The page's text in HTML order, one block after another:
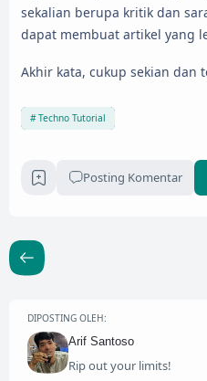
sekalian berupa kritik dan
dapat membuat artikel yang
Akhir kata, cukup sekian dan
Techno Tutorial
Posting Komentar
DIPOSTING OLEH:
Arif Santoso
Rip out your limits!